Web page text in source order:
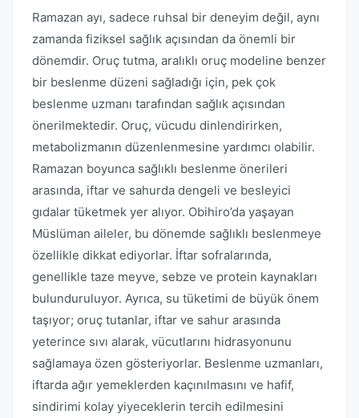
Ramazan ayı, sadece ruhsal bir deneyim değil, aynı
zamanda fiziksel sağlık açısından da önemli bir
dönemdir. Oruç tutma, aralıklı oruç modeline benzer
bir beslenme düzeni sağladığı için, pek çok
beslenme uzmanı tarafından sağlık açısından
önerilmektedir. Oruç, vücudu dinlendirirken,
metabolizmanın düzenlenmesine yardımcı olabilir.
Ramazan boyunca sağlıklı beslenme önerileri
arasında, iftar ve sahurda dengeli ve besleyici
gıdalar tüketmek yer alıyor. Obihiro’da yaşayan
Müslüman aileler, bu dönemde sağlıklı beslenmeye
özellikle dikkat ediyorlar. İftar sofralarında,
genellikle taze meyve, sebze ve protein kaynakları
bulunduruluyor. Ayrıca, su tüketimi de büyük önem
taşıyor; oruç tutanlar, iftar ve sahur arasında
yeterince sıvı alarak, vücutlarını hidrasyonunu
sağlamaya özen gösteriyorlar. Beslenme uzmanları,
iftarda ağır yemeklerden kaçınılmasını ve hafif,
sindirimi kolay yiyeceklerin tercih edilmesini